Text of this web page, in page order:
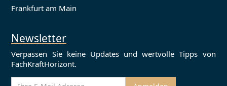
Frankfurt am Main
Newsletter
Verpassen Sie keine Updates und wertvolle Tipps von
FachKraftHorizont.